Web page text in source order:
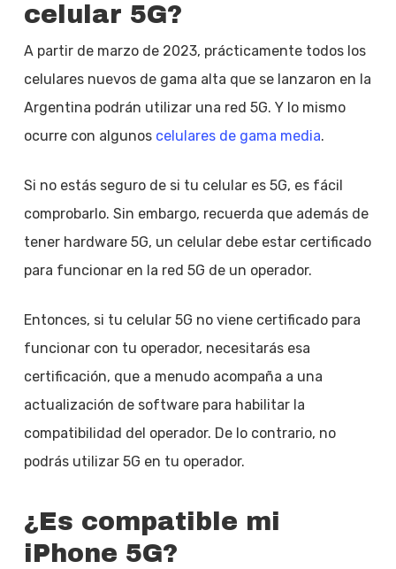
celular 5G?
A partir de marzo de 2023, prácticamente todos los
celulares nuevos de gama alta que se lanzaron en la
Argentina podrán utilizar una red 5G. Y lo mismo
ocurre con algunos celulares de gama media.
Si no estás seguro de si tu celular es 5G, es fácil
comprobarlo. Sin embargo, recuerda que además de
tener hardware 5G, un celular debe estar certificado
para funcionar en la red 5G de un operador.
Entonces, si tu celular 5G no viene certificado para
funcionar con tu operador, necesitarás esa
certificación, que a menudo acompaña a una
actualización de software para habilitar la
compatibilidad del operador. De lo contrario, no
podrás utilizar 5G en tu operador.
¿Es compatible mi
iPhone 5G?